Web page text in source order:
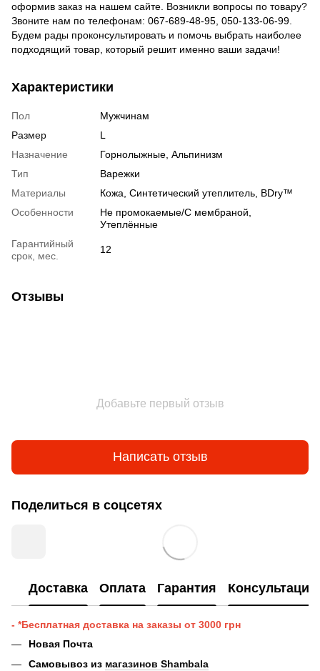
оформив заказ на нашем сайте. Возникли вопросы по товару?
Звоните нам по телефонам: 067-689-48-95, 050-133-06-99.
Будем рады проконсультировать и помочь выбрать наиболее
подходящий товар, который решит именно ваши задачи!
Характеристики
Пол
Мужчинам
Размер
L
Назначение
Горнолыжные, Альпинизм
Тип
Варежки
Материалы
Кожа, Синтетический утеплитель, BDry™
Особенности
Не промокаемые/С мембраной,
Утеплённые
Гарантийный
срок, мес.
12
Отзывы
Добавьте первый отзыв
Написать отзыв
Поделиться в соцсетях
Доставка Оплата Гарантия Консультация
- *Бесплатная доставка на заказы от 3000 грн
Новая Почта
Самовывоз из магазинов Shambala